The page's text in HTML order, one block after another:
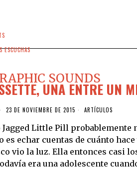
ESCUCHAS
SOUNDS
UNA ENTRE UN
23 DE NOVIEMBRE DE 2015 ARTÍCULOS
Little Pill probablemente
es echar cuentas de cuánto
vio la luz. Ella entonces casi
era una adolescente